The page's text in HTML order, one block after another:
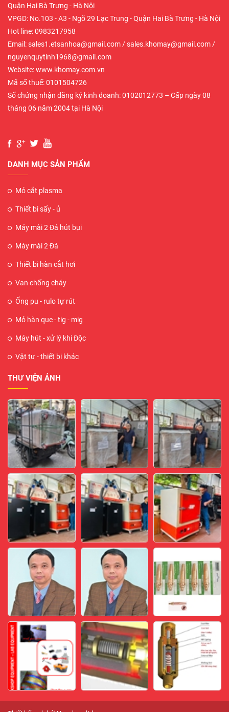
Quận Hai Bà Trưng - Hà Nội
VPGD: No.103 - A3 - Ngõ 29 Lạc Trung - Quận Hai Bà Trưng - Hà Nội
Hot line: 0983217958
Email: sales1.etsanhoa@gmail.com / sales.khomay@gmail.com /
nguyenquytinh1968@gmail.com
Website: www.khomay.com.vn
Mã số thuế: 0101504726
Số chứng nhận đăng ký kinh doanh: 0102012773 – Cấp ngày 08
tháng 06 năm 2004 tại Hà Nội
DANH MỤC SẢN PHẨM
Mỏ cắt plasma
Thiết bi sấy - ủ
Máy mài 2 Đá hút bụi
Máy mài 2 Đá
Thiết bi hàn cắt hơi
Van chống cháy
Ống pu - rulo tự rút
Mỏ hàn que - tig - mig
Máy hút - xử lý khi Độc
Vật tư - thiết bi khác
THƯ VIỆN ẢNH